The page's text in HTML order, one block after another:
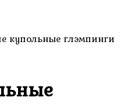
купольные глэмпинги